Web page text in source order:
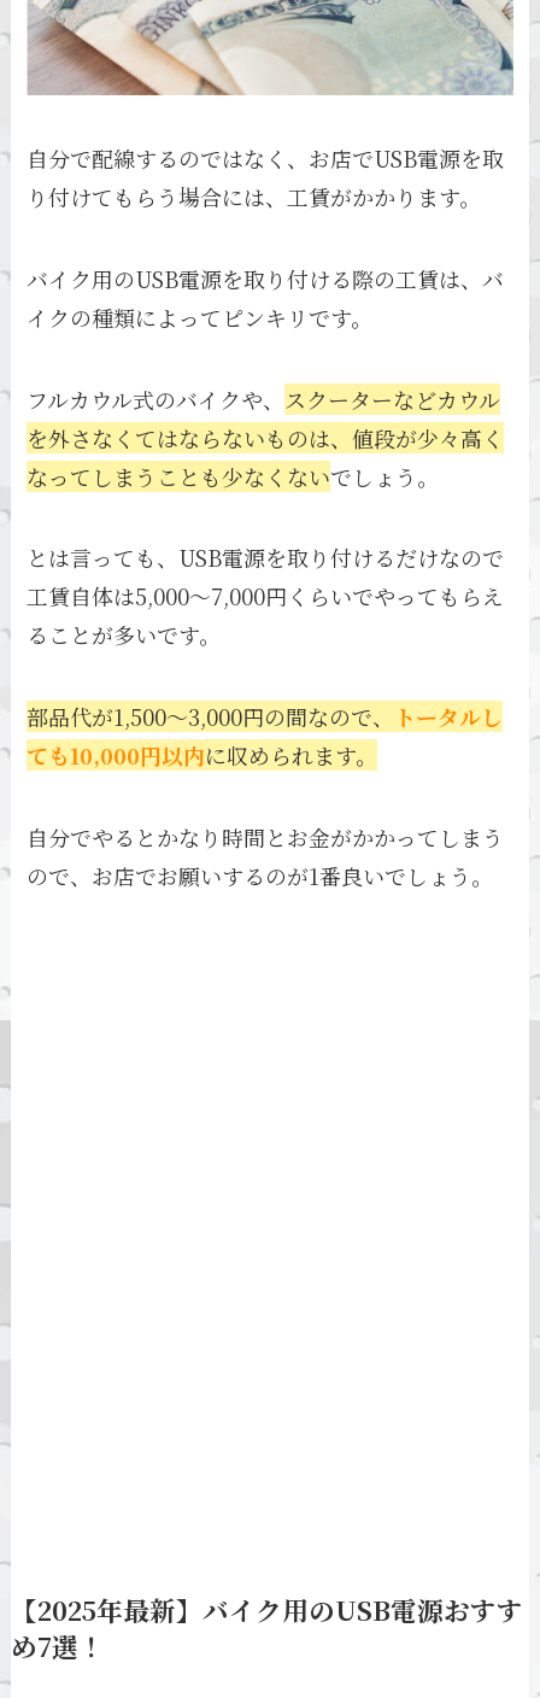
自分で配線するのではなく、お店でUSB電源を取
り付けてもらう場合には、工賃がかかります。
バイク用のUSB電源を取り付ける際の工賃は、バ
イクの種類によってピンキリです。
フルカウル式のバイクや、 スクーターなどカウル
を外さなくてはならないものは、値段が少々高く
なってしまうことも少なくないでしょう。
とは言っても、USB電源を取り付けるだけなので
工賃自体は5,000～7,000円くらいでやってもらえ
ることが多いです。
部品代が1,500～3,000円の間なので、
トータルし
ても10,000円以内に収められます。
自分でやるとかなり時間とお金がかかってしまう
ので、お店でお願いするのが1番良いでしょう。
【2025年最新】バイク用のUSB電源おすす
め7選！